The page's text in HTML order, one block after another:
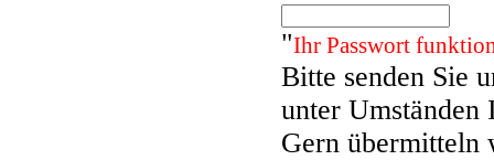
"Ihr Passwort
Bitte senden Sie
unter Umständen
Gern übermitteln